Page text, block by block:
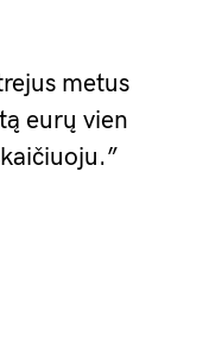
metus
eurų vien